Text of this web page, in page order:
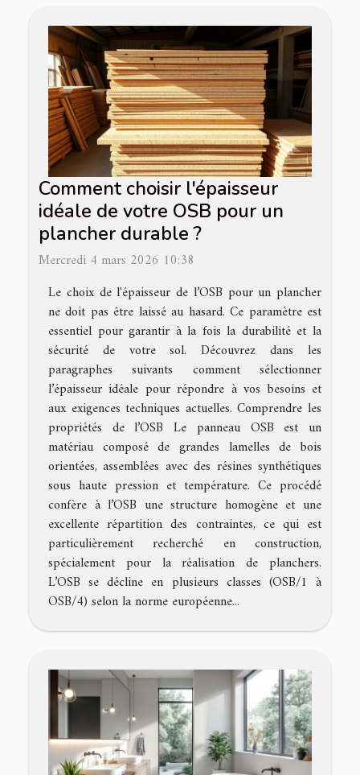
Comment choisir l'épaisseur
idéale de votre OSB pour un
plancher durable ?
Mercredi 4 mars 2026 10:38
Le choix de l'épaisseur de l’OSB pour un plancher
ne doit pas être laissé au hasard. Ce paramètre est
essentiel pour garantir à la fois la durabilité et la
sécurité de votre sol. Découvrez dans les
paragraphes suivants comment sélectionner
l’épaisseur idéale pour répondre à vos besoins et
aux exigences techniques actuelles. Comprendre les
propriétés de l’OSB Le panneau OSB est un
matériau composé de grandes lamelles de bois
orientées, assemblées avec des résines synthétiques
sous haute pression et température. Ce procédé
confère à l’OSB une structure homogène et une
excellente répartition des contraintes, ce qui est
particulièrement recherché en construction,
spécialement pour la réalisation de planchers.
L’OSB se décline en plusieurs classes (OSB/1 à
OSB/4) selon la norme européenne...